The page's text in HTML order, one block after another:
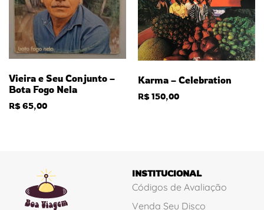
Vieira e Seu Conjunto –
Bota Fogo Nela
R$65,00
Karma – Celebration
R$150,00
INSTITUCIONAL
Códigos de Avaliação
Venda Seu Disco